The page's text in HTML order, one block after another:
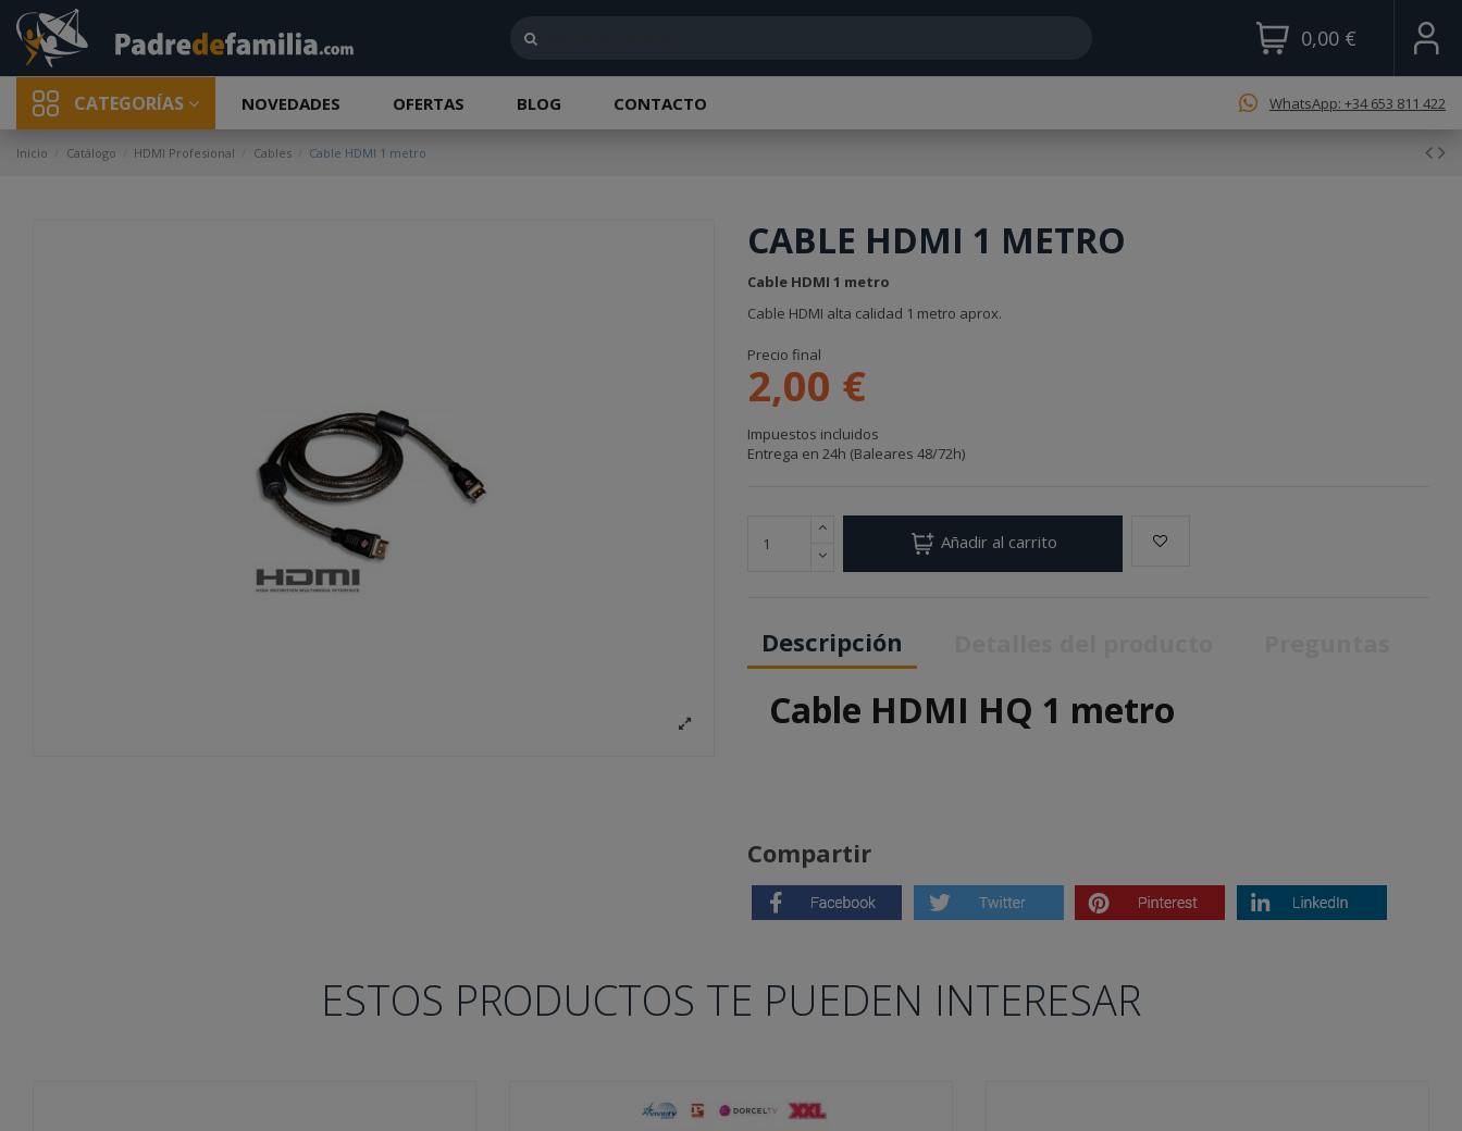
0,00 €
CATEGORÍAS NOVEDADES OFERTAS BLOG CONTACTO WhatsApp: +34 653 811 422
Inicio Catálogo HDMI Profesional Cables Cable HDMI 1 metro
CABLE HDMI 1 METRO
Cable HDMI 1 metro
Cable HDMI alta calidad 1 metro aprox.
Precio final
2,00 €
Impuestos incluidos
Entrega en 24h (Baleares 48/72h)
Añadir al carrito
Descripción
Cable HDMI HQ 1 metro
Compartir
ESTOS PRODUCTOS TE PUEDEN INTERESAR